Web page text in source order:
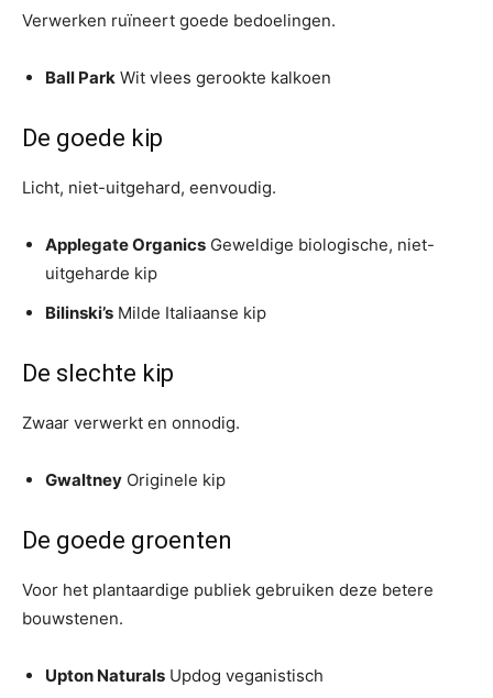
Verwerken ruïneert goede bedoelingen.
Ball Park Wit vlees gerookte kalkoen
De goede kip
Licht, niet-uitgehard, eenvoudig.
Applegate Organics Geweldige biologische, niet-
uitgeharde kip
Bilinski’s Milde Italiaanse kip
De slechte kip
Zwaar verwerkt en onnodig.
Gwaltney Originele kip
De goede groenten
Voor het plantaardige publiek gebruiken deze betere
bouwstenen.
Upton Naturals Updog veganistisch